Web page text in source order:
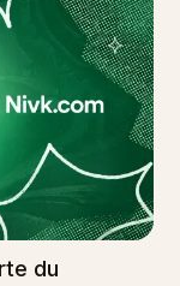
Agents Ia Checkout